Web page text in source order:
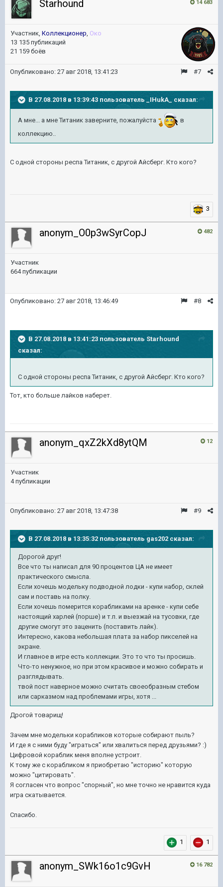
14 683
Starhound
Участник, Коллекционер Око
13 135 публикаций
21 159 боёв
#7
Опубликовано: 27 авг 2018, 13:41:23
В 27.08.2018 в 13:39:43 пользователь _IHukA_ сказал:
А мне... а мне Титаник заверните, пожалуйста
в
коллекцию..
С одной стороны респа Титаник, с другой Айсберг. Кто кого?
3
482
anonym_O0p3wSyrCopJ
Участник
664 публикации
#8
Опубликовано: 27 авг 2018, 13:46:49
В 27.08.2018 в 13:41:23 пользователь Starhound
сказал:
С одной стороны респа Титаник, с другой Айсберг. Кто кого?
Тот, кто больше лайков наберет.
12
anonym_qxZ2kXd8ytQM
Участник
4 публикации
#9
Опубликовано: 27 авг 2018, 13:47:38
В 27.08.2018 в 13:35:32 пользователь gas202 сказал:
Дорогой друг!
Все что ты написал для 90 процентов ЦА не имеет
практического смысла.
Если хочешь модельку подводной лодки - купи набор, склей
сам и поставь на полку.
Если хочешь померится корабликами на аренке - купи себе
настоящий харлей (порше) и т.п. и выезжай на тусовки, где
другие смогут это заценить (поставить лайк).
Интересно, какова небольшая плата за набор пикселей на
экране.
И главное в игре есть коллекции. Это то что ты просишь.
Что-то ненужное, но при этом красивое и можно собирать и
разглядывать.
твой пост наверное можно считать своеобразным стебом
или сарказмом над проблемами игры, хотя ...
Дрогой товарищ!
Зачем мне модельки корабликов которые собирают пыль?
И где я с ними буду "играться" или хвалиться перед друзьями? :)
Цифровой кораблик меня вполне устроит.
К тому же с корабликом я приобретаю "историю" которую
можно "цитировать".
Я согласен что вопрос "спорный", но мне точно не нравится куда
игра скатывается.
Спасибо.
1 1
16 782
anonym_SWk16o1c9GvH